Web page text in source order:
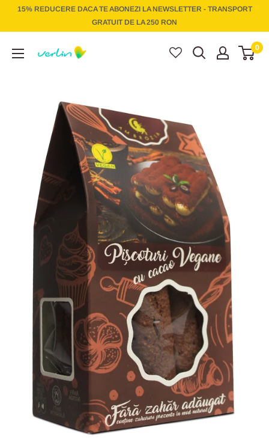
15% REDUCERE DACA TE ABONEZI LA NEWSLETTER - TRANSPORT
GRATUIT DE LA 250 RON
0